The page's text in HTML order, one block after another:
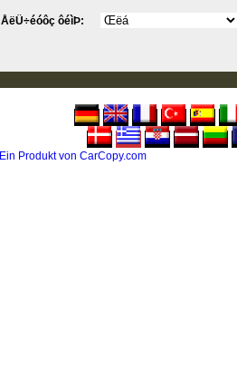
ÅëÜ÷éóôç ôéìÞ:
Ein Produkt von CarCopy.com